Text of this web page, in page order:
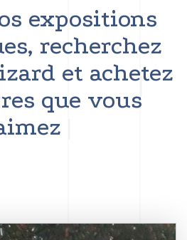
expositions
recherchez
et achetez
que vous